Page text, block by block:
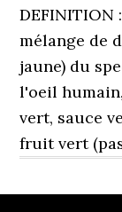
mélange de
jaune) du
l'oeil
vert, sauce
fruit vert